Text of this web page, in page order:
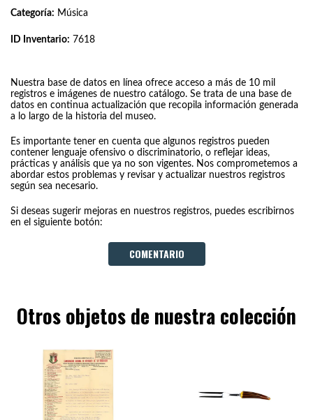
Categoría: Música
ID Inventario: 7618
Nuestra base de datos en línea ofrece acceso a más de 10 mil
registros e imágenes de nuestro catálogo. Se trata de una base de
datos en continua actualización que recopila información generada
a lo largo de la historia del museo.
Es importante tener en cuenta que algunos registros pueden
contener lenguaje ofensivo o discriminatorio, o reflejar ideas,
prácticas y análisis que ya no son vigentes. Nos comprometemos a
abordar estos problemas y revisar y actualizar nuestros registros
según sea necesario.
Si deseas sugerir mejoras en nuestros registros, puedes escribirnos
en el siguiente botón:
COMENTARIO
Otros objetos de nuestra colección